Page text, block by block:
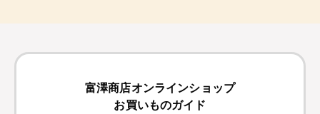
富澤商店オンラインショップ
お買いものガイド